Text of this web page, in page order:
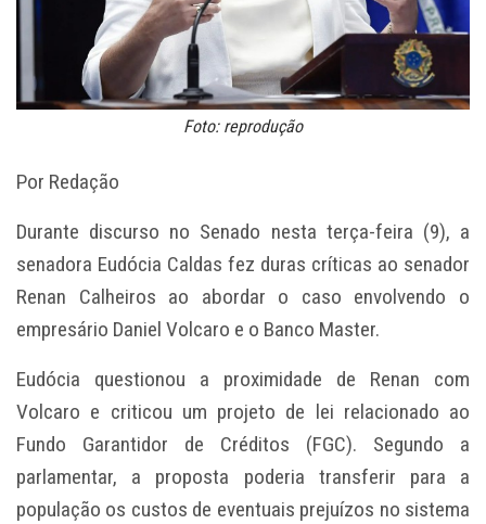
Foto: reprodução
Por Redação
Durante discurso no Senado nesta terça-feira (9), a
senadora Eudócia Caldas fez duras críticas ao senador
Renan Calheiros ao abordar o caso envolvendo o
empresário Daniel Volcaro e o Banco Master.
Eudócia questionou a proximidade de Renan com
Volcaro e criticou um projeto de lei relacionado ao
Fundo Garantidor de Créditos (FGC). Segundo a
parlamentar, a proposta poderia transferir para a
população os custos de eventuais prejuízos no sistema